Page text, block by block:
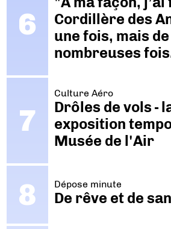
Cordillère des
une fois, mais de
nombreuses
Culture Aéro
Drôles de vols -
exposition
Musée de l'Air
Dépose minute
De rêve et de